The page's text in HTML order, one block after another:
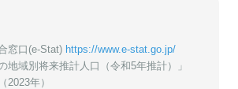
窓口(e-Stat) https://www.e-stat.go.jp/
地域別将来推計人口（令和5年推計）」
2023年）